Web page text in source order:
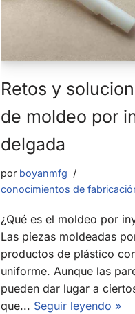
Retos y
de moldeo por
delgada
por boyanmfg
conocimientos de
¿Qué es el moldeo por
Las piezas moldeadas
productos de plástico
uniforme. Aunque las
pueden dar lugar a
que... Seguir leyendo »